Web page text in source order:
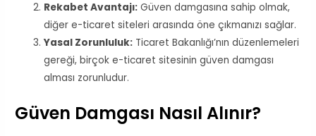
Rekabet Avantajı: Güven damgasına sahip olmak,
diğer e-ticaret siteleri arasında öne çıkmanızı sağlar.
Yasal Zorunluluk: Ticaret Bakanlığı’nın düzenlemeleri
gereği, birçok e-ticaret sitesinin güven damgası
alması zorunludur.
Güven Damgası Nasıl Alınır?